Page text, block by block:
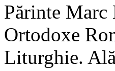
Părinte
Ortodoxe
Liturghie.